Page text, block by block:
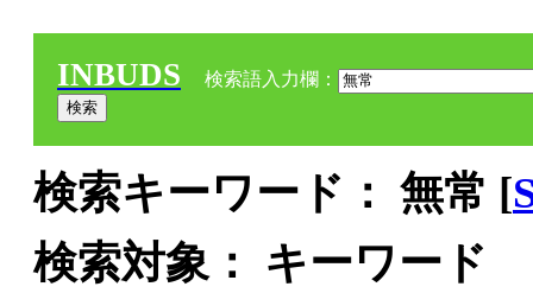
INBUDS 検索語入力欄：
検索キーワード： 無常 [
検索対象： キーワード